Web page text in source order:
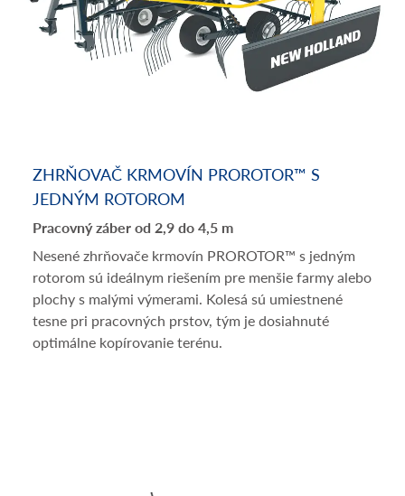
ZHRŇOVAČ KRMOVÍN PROROTOR™ S
JEDNÝM ROTOROM
Pracovný záber od 2,9 do 4,5 m
Nesené zhrňovače krmovín PROROTOR™ s jedným
rotorom sú ideálnym riešením pre menšie farmy alebo
plochy s malými výmerami. Kolesá sú umiestnené
tesne pri pracovných prstov, tým je dosiahnuté
optimálne kopírovanie terénu.